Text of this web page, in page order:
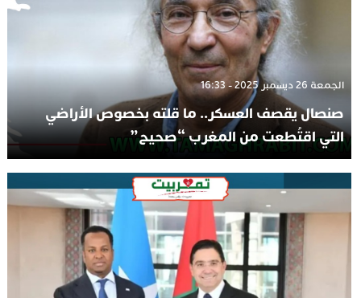
الجمعة 26 ديسمبر 2025 - 16:33
صنصال يقصف العسكر.. ما قلته بخصوص الأراضي
التي اقتُطعت من المغرب “صحيح”